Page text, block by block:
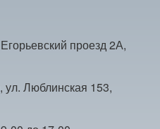
проезд 2А,
Люблинская 153,